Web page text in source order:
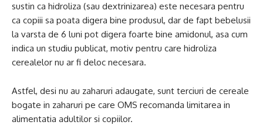
sustin ca hidroliza (sau dextrinizarea) este necesara pentru
ca copiii sa poata digera bine produsul, dar de fapt bebelusii
la varsta de 6 luni pot digera foarte bine amidonul, asa cum
indica un studiu publicat, motiv pentru care hidroliza
cerealelor nu ar fi deloc necesara.
Astfel, desi nu au zaharuri adaugate, sunt terciuri de cereale
bogate in zaharuri pe care OMS recomanda limitarea in
alimentatia adultilor si copiilor.